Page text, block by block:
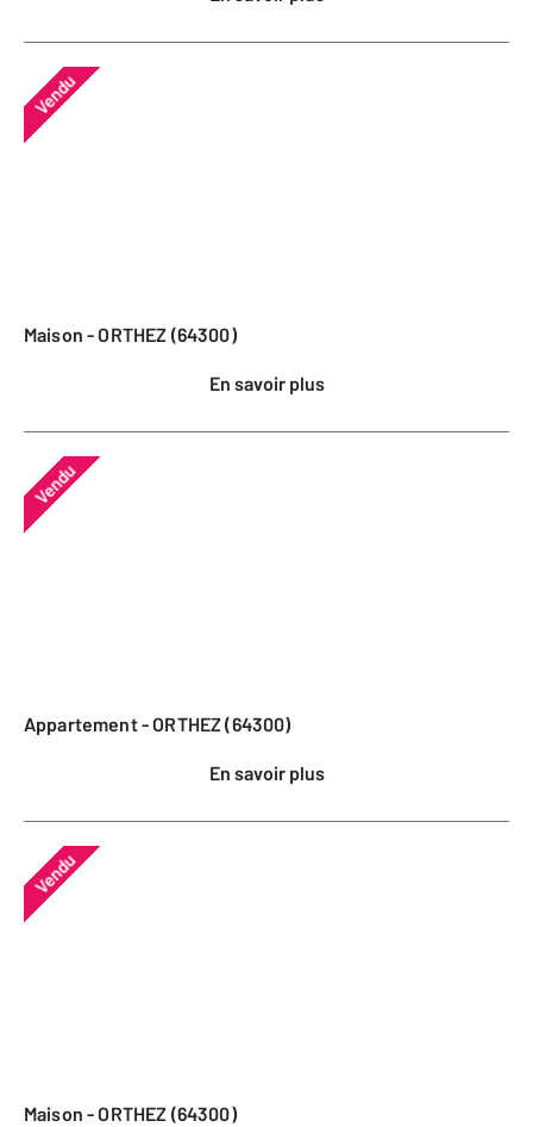
Vendu
Maison - ORTHEZ (64300)
En savoir plus
Vendu
Appartement - ORTHEZ (64300)
En savoir plus
Vendu
Maison - ORTHEZ (64300)